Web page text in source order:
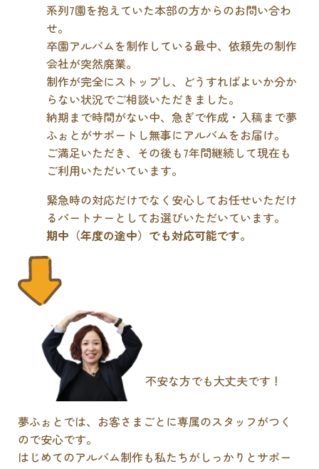
系列7園を抱えていた本部の方からのお問い合わ
せ。
卒園アルバムを制作している最中、依頼先の制作
会社が突然廃業。
制作が完全にストップし、どうすればよいか分か
らない状況でご相談いただきました。
納期まで時間がない中、急ぎで作成・入稿まで夢
ふぉとがサポートし無事にアルバムをお届け。
ご満足いただき、その後も7年間継続して現在も
ご利用いただいています。
緊急時の対応だけでなく安心してお任せいただけ
るパートナーとしてお選びいただいています。
期中（年度の途中）でも対応可能です。
不安な方でも大丈夫です！
夢ふぉとでは、お客さまごとに専属のスタッフがつく
ので安心です。
はじめてのアルバム制作も私たちがしっかりとサポー